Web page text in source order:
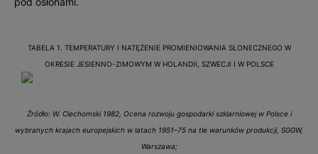
TABELA 1. TEMPERATURY I NATĘŻENIE PROMIENIOWANIA SŁONECZNEGO W
OKRESIE JESIENNO-ZIMOWYM W HOLANDII, SZWECJI I W POLSCE
Źródło: W. Ciechomski 1982, Ocena rozwoju gospodarki szklarniowej w Polsce i
wybranych krajach europejskich w latach 1951–75 na tle warunków produkcji, SGGW,
Warszawa;